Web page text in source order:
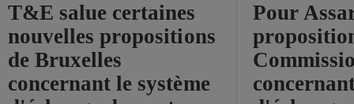
T&E salue certaines
nouvelles propositions
de Bruxelles
concernant le système
Pour